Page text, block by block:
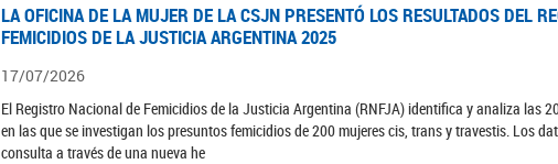
LA OFICINA DE LA MUJER DE LA CSJN PRESENTÓ LOS RESULTADOS DEL
FEMICIDIOS DE LA JUSTICIA ARGENTINA 2025
17/07/2026
El Registro Nacional de Femicidios de la Justicia Argentina (RNFJA) identifica y analiza las
en las que se investigan los presuntos femicidios de 200 mujeres cis, trans y travestis. Los
consulta a través de una nueva he